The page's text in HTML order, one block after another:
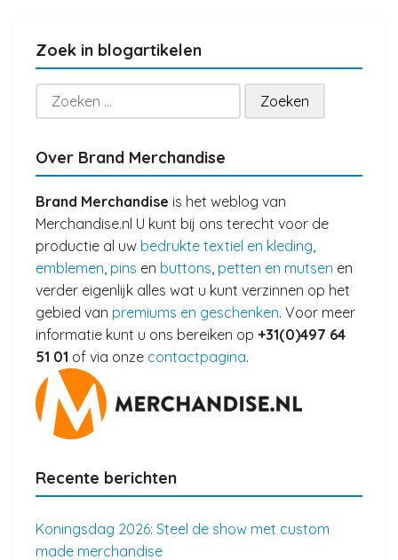
Zoek in blogartikelen
Zoeken
naar:
Over Brand Merchandise
Brand Merchandise is het weblog van
Merchandise.nl U kunt bij ons terecht voor de
productie al uw bedrukte textiel en kleding,
emblemen, pins en buttons, petten en mutsen en
verder eigenlijk alles wat u kunt verzinnen op het
gebied van premiums en geschenken. Voor meer
informatie kunt u ons bereiken op +31(0)497 64
51 01 of via onze contactpagina.
Recente berichten
Koningsdag 2026: Steel de show met custom
made merchandise